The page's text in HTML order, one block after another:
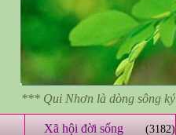
*** Qui Nhơn là dòng sông
Xã hội đời sống (3182)